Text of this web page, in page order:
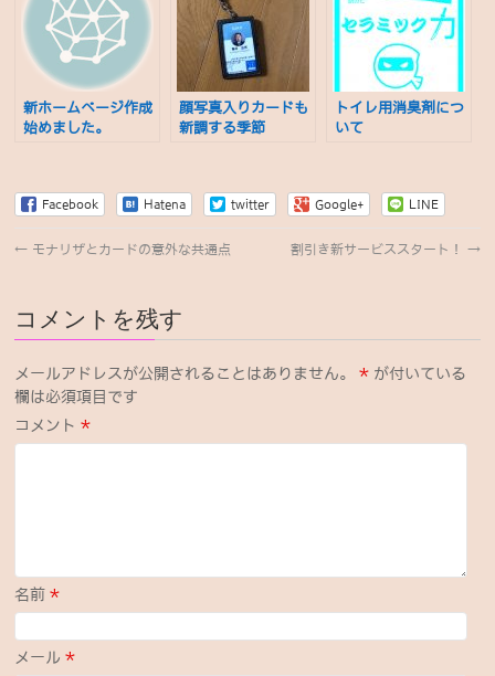
新ホームページ作成
始めました。
顔写真入りカードも
新調する季節
トイレ用消臭剤につ
いて
Facebook Hatena twitter Google+ LINE
← モナリザとカードの意外な共通点 割引き新サービススタート！ →
コメントを残す
メールアドレスが公開されることはありません。 * が付いている
欄は必須項目です
コメント*
名前*
メール*